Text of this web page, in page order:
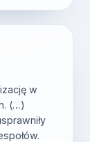
w
(…)